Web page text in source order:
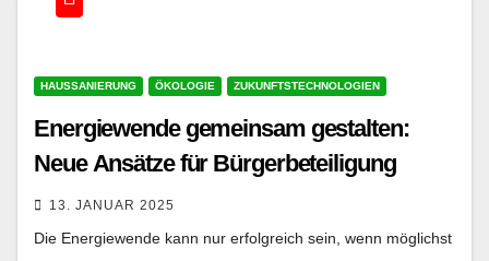
HAUSSANIERUNG ÖKOLOGIE ZUKUNFTSTECHNOLOGIEN
Energiewende gemeinsam gestalten:
Neue Ansätze für Bürgerbeteiligung
13. JANUAR 2025
Die Energiewende kann nur erfolgreich sein, wenn möglichst